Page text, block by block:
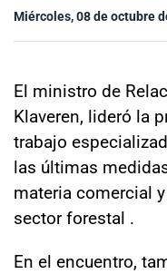
Miércoles, 08 de octubre
El ministro de
Klaveren, lideró la
trabajo
las últimas
materia comercial
sector forestal .
En el encuentro,